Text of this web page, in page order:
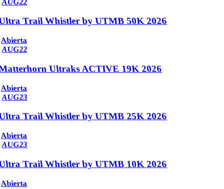
Trail Whistler by UTMB 50K 2026
Abierta
AUG22
Ultraks ACTIVE 19K 2026
Abierta
AUG23
Trail Whistler by UTMB 25K 2026
Abierta
AUG23
Trail Whistler by UTMB 10K 2026
Abierta